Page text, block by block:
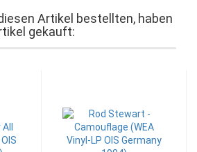
Artikel bestellten, haben
gekauft: